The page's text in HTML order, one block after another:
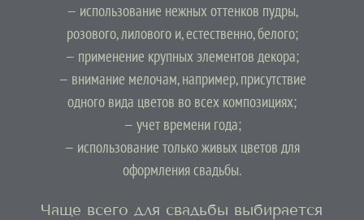
— использование нежных оттенков пудры,
розового, лилового и, естественно, белого;
— применение крупных элементов декора;
— внимание мелочам, например, присутствие
одного вида цветов во всех композициях;
— учет времени года;
— использование только живых цветов для
оформления свадьбы.
Чаще всего для свадьбы выбирается